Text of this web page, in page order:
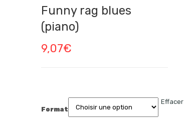
Funny rag blues
(piano)
9,07€
Format
Effacer